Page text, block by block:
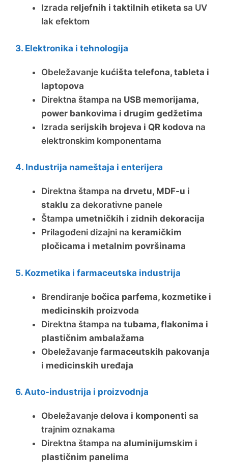
Izrada reljefnih i taktilnih etiketa sa UV
lak efektom
3. Elektronika i tehnologija
Obeležavanje kućišta telefona, tableta i
laptopova
Direktna štampa na USB memorijama,
power bankovima i drugim gedžetima
Izrada serijskih brojeva i QR kodova na
elektronskim komponentama
4. Industrija nameštaja i enterijera
Direktna štampa na drvetu, MDF-u i
staklu za dekorativne panele
Štampa umetničkih i zidnih dekoracija
Prilagođeni dizajni na keramičkim
pločicama i metalnim površinama
5. Kozmetika i farmaceutska industrija
Brendiranje bočica parfema, kozmetike i
medicinskih proizvoda
Direktna štampa na tubama, flakonima i
plastičnim ambalažama
Obeležavanje farmaceutskih pakovanja
i medicinskih uređaja
6. Auto-industrija i proizvodnja
Obeležavanje delova i komponenti sa
trajnim oznakama
Direktna štampa na aluminijumskim i
plastičnim panelima